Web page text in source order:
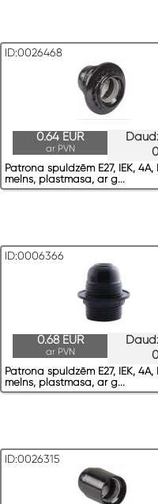
ID:0026468
0
0.64 EUR
ar PVN
Patrona spuldzēm E27, IEK, 4A,
melns, plastmasa, ar g...
ID:0006366
0
0.68 EUR
ar PVN
Patrona spuldzēm E27, IEK, 4A,
melns, plastmasa, ar g...
ID:0026315